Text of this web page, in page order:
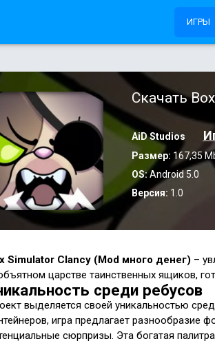
ИГРЫ
Скачать
AiD Studios
Размер: 167,35
OS:Android 5.0
Версия: 1.0
Simulator Clancy (Mod много денег) –
царстве таинственных ящиков,
среди ребусов
выделяется своей уникальностью
игра предлагает разнообразие
сюрпризы. Эта богатая